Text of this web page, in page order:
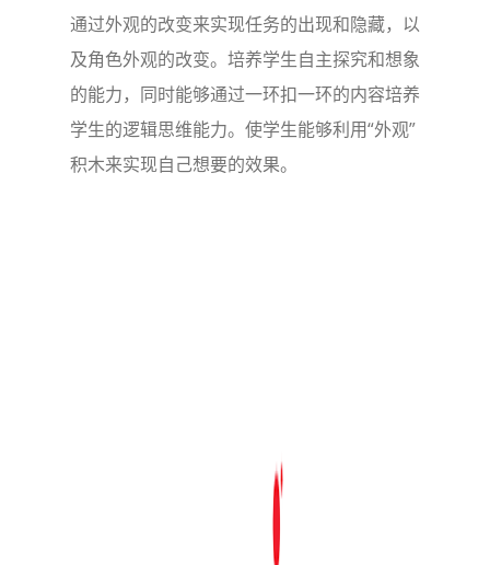
通过外观的改变来实现任务的出现和隐藏，以
及角色外观的改变。培养学生自主探究和想象
的能力，同时能够通过一环扣一环的内容培养
学生的逻辑思维能力。使学生能够利用“外观”
积木来实现自己想要的效果。